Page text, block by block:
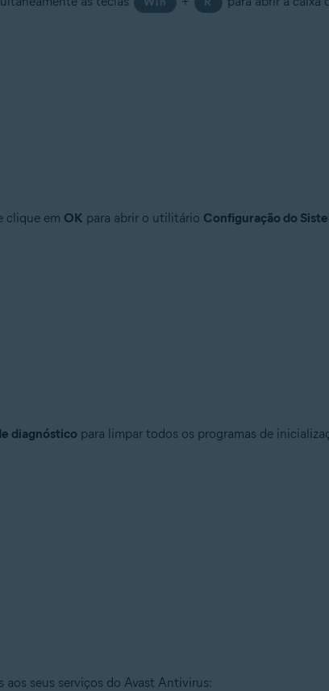
clique em OK para abrir o utilitário Configuração do
diagnóstico para limpar todos os programas de
aos seus serviços do Avast Antivirus: